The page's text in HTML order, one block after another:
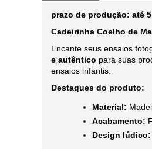
prazo de produção: até
Cadeirinha Coelho de
Encante seus ensaios
e autêntico para suas
ensaios infantis.
Destaques do produto:
Material:
Acabamento:
Design lúdico: